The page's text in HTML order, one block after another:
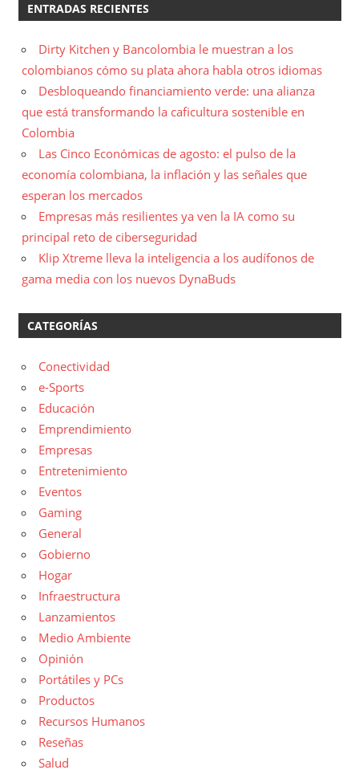
ENTRADAS RECIENTES
Dirty Kitchen y Bancolombia le muestran a los
colombianos cómo su plata ahora habla otros idiomas
Desbloqueando financiamiento verde: una alianza
que está transformando la caficultura sostenible en
Colombia
Las Cinco Económicas de agosto: el pulso de la
economía colombiana, la inflación y las señales que
esperan los mercados
Empresas más resilientes ya ven la IA como su
principal reto de ciberseguridad
Klip Xtreme lleva la inteligencia a los audífonos de
gama media con los nuevos DynaBuds
CATEGORÍAS
Conectividad
e-Sports
Educación
Emprendimiento
Empresas
Entretenimiento
Eventos
Gaming
General
Gobierno
Hogar
Infraestructura
Lanzamientos
Medio Ambiente
Opinión
Portátiles y PCs
Productos
Recursos Humanos
Reseñas
Salud